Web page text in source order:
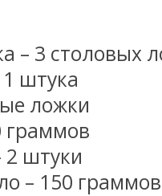
– 3 столовых
штука
ложки
граммов
2 штуки
– 150 граммов